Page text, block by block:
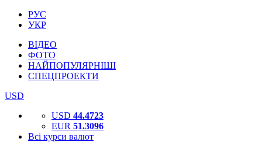
РУС
УКР
ВІДЕО
ФОТО
НАЙПОПУЛЯРНІШІ
СПЕЦПРОЕКТИ
USD
USD 44.4723
EUR 51.3096
Всі курси валют